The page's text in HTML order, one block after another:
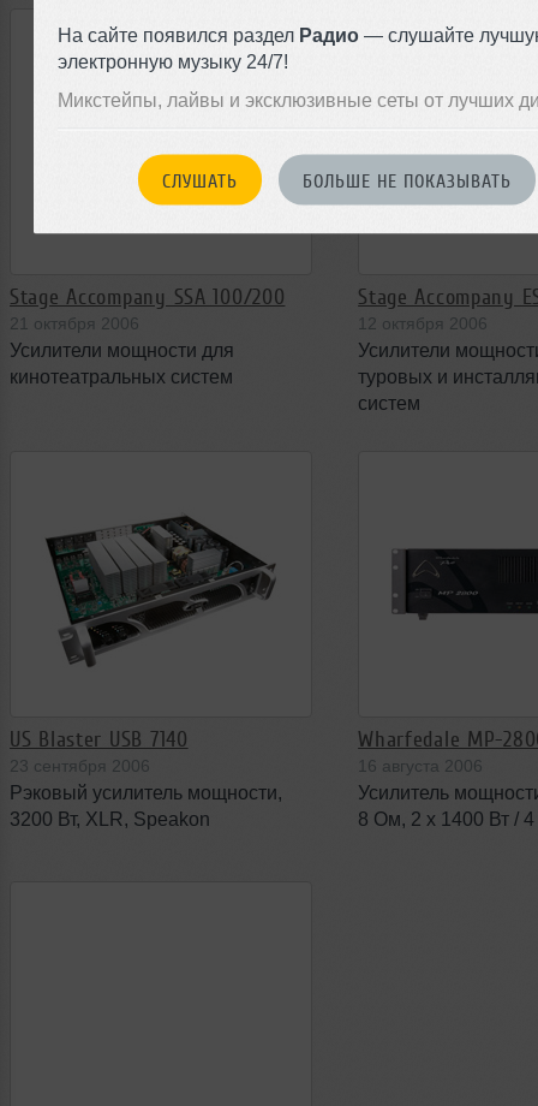
На сайте появился раздел Радио — слушайте
электронную музыку 24/7!
Микстейпы, лайвы и эксклюзивные сеты от лучших
СЛУШАТЬ БОЛЬШЕ НЕ ПОКАЗЫВАТЬ
Stage Accompany SSA 100/200
21 октября 2006
Усилители мощности для
кинотеатральных систем
Stage Accompany
12 октября 2006
Усилители
туровых и
систем
US Blaster USB 7140
23 сентября 2006
Рэковый усилитель мощности,
3200 Вт, XLR, Speakon
Wharfedale MP-
16 августа 2006
Усилитель
8 Ом, 2 x 1400 Вт /